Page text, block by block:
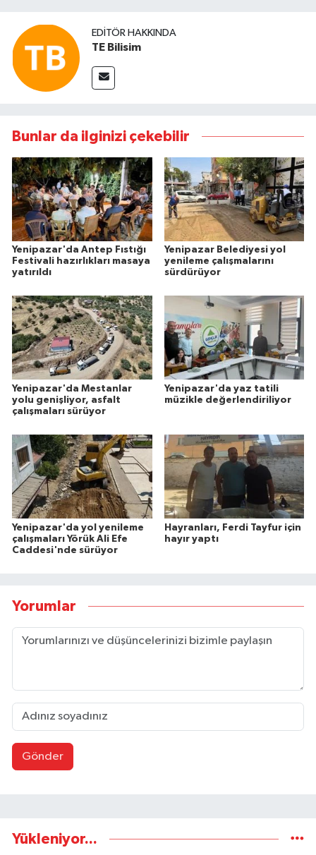
EDITÖR HAKKINDA
TE Bilisim
Bunlar da ilginizi çekebilir
Yenipazar'da Antep Fıstığı
Festivali hazırlıkları masaya
yatırıldı
Yenipazar Belediyesi yol
yenileme çalışmalarını
sürdürüyor
Yenipazar'da Mestanlar
yolu genişliyor, asfalt
çalışmaları sürüyor
Yenipazar'da yaz tatili
müzikle değerlendiriliyor
Yenipazar'da yol yenileme
çalışmaları Yörük Ali Efe
Caddesi'nde sürüyor
Hayranları, Ferdi Tayfur için
hayır yaptı
Yorumlar
Gönder
Yükleniyor...